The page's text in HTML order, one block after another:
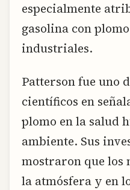
especialmente
gasolina con
industriales.
Patterson fue uno
científicos en
plomo en la salud
ambiente. Sus
mostraron que los
la atmósfera y en